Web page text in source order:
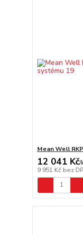
Mean Well
12 041 Kč/
9 951 Kč bez